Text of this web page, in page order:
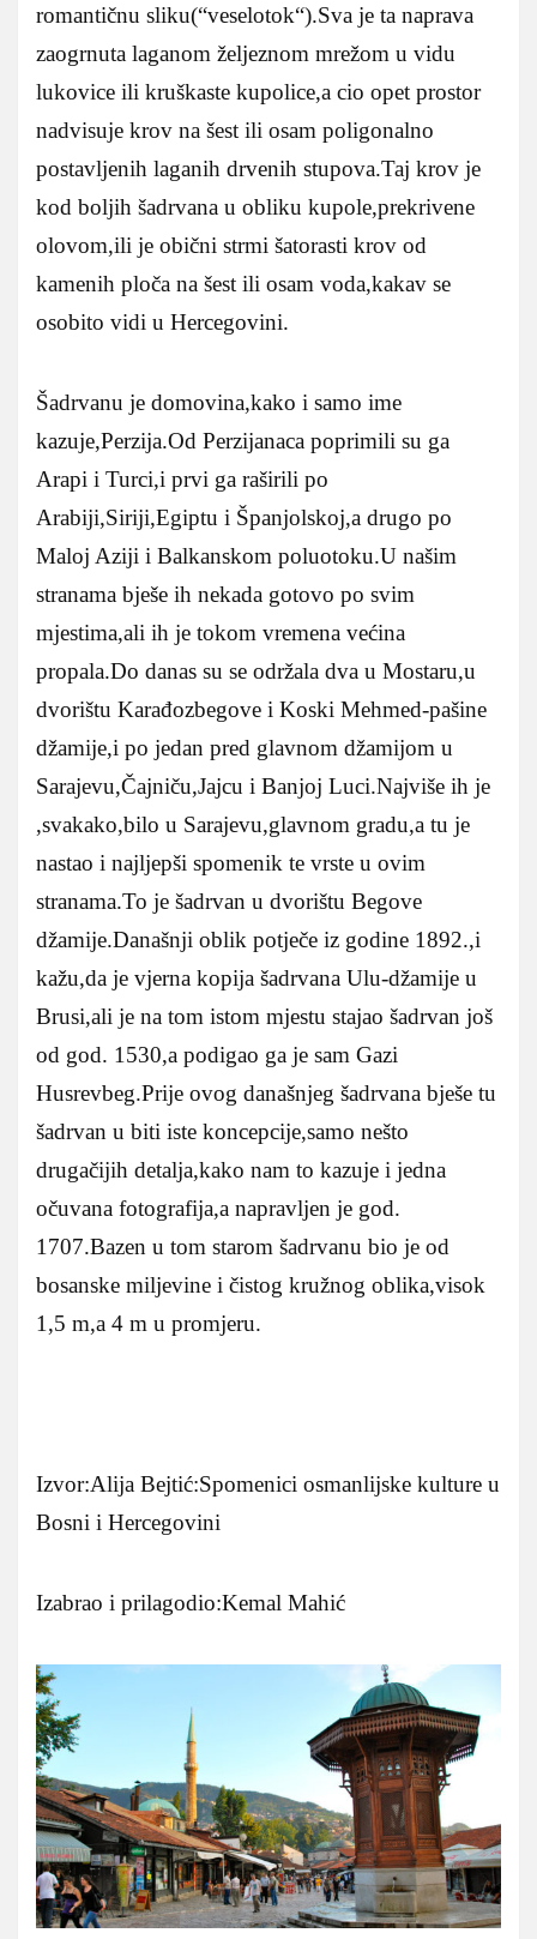
romantičnu sliku(“veselotok“).Sva je ta naprava
zaogrnuta laganom željeznom mrežom u vidu
lukovice ili kruškaste kupolice,a cio opet prostor
nadvisuje krov na šest ili osam poligonalno
postavljenih laganih drvenih stupova.Taj krov je
kod boljih šadrvana u obliku kupole,prekrivene
olovom,ili je obični strmi šatorasti krov od
kamenih ploča na šest ili osam voda,kakav se
osobito vidi u Hercegovini.
Šadrvanu je domovina,kako i samo ime
kazuje,Perzija.Od Perzijanaca poprimili su ga
Arapi i Turci,i prvi ga raširili po
Arabiji,Siriji,Egiptu i Španjolskoj,a drugo po
Maloj Aziji i Balkanskom poluotoku.U našim
stranama bješe ih nekada gotovo po svim
mjestima,ali ih je tokom vremena većina
propala.Do danas su se održala dva u Mostaru,u
dvorištu Karađozbegove i Koski Mehmed-pašine
džamije,i po jedan pred glavnom džamijom u
Sarajevu,Čajniču,Jajcu i Banjoj Luci.Najviše ih je
,svakako,bilo u Sarajevu,glavnom gradu,a tu je
nastao i najljepši spomenik te vrste u ovim
stranama.To je šadrvan u dvorištu Begove
džamije.Današnji oblik potječe iz godine 1892.,i
kažu,da je vjerna kopija šadrvana Ulu-džamije u
Brusi,ali je na tom istom mjestu stajao šadrvan još
od god. 1530,a podigao ga je sam Gazi
Husrevbeg.Prije ovog današnjeg šadrvana bješe tu
šadrvan u biti iste koncepcije,samo nešto
drugačijih detalja,kako nam to kazuje i jedna
očuvana fotografija,a napravljen je god.
1707.Bazen u tom starom šadrvanu bio je od
bosanske miljevine i čistog kružnog oblika,visok
1,5 m,a 4 m u promjeru.
Izvor:Alija Bejtić:Spomenici osmanlijske kulture u
Bosni i Hercegovini
Izabrao i prilagodio:Kemal Mahić